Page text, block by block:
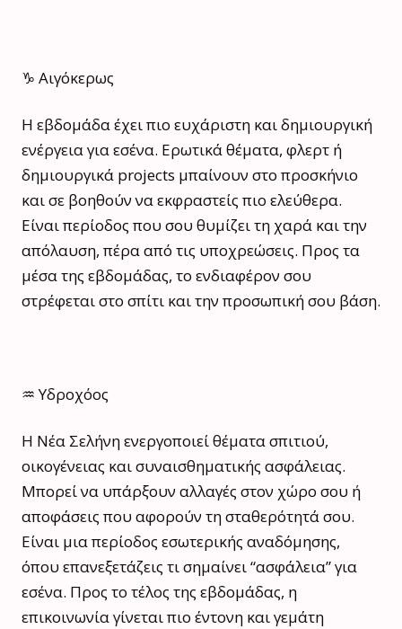
♑ Αιγόκερως
Η εβδομάδα έχει πιο ευχάριστη και δημιουργική
ενέργεια για εσένα. Ερωτικά θέματα, φλερτ ή
δημιουργικά projects μπαίνουν στο προσκήνιο
και σε βοηθούν να εκφραστείς πιο ελεύθερα.
Είναι περίοδος που σου θυμίζει τη χαρά και την
απόλαυση, πέρα από τις υποχρεώσεις. Προς τα
μέσα της εβδομάδας, το ενδιαφέρον σου
στρέφεται στο σπίτι και την προσωπική σου βάση.
♒ Υδροχόος
Η Νέα Σελήνη ενεργοποιεί θέματα σπιτιού,
οικογένειας και συναισθηματικής ασφάλειας.
Μπορεί να υπάρξουν αλλαγές στον χώρο σου ή
αποφάσεις που αφορούν τη σταθερότητά σου.
Είναι μια περίοδος εσωτερικής αναδόμησης,
όπου επανεξετάζεις τι σημαίνει “ασφάλεια” για
εσένα. Προς το τέλος της εβδομάδας, η
επικοινωνία γίνεται πιο έντονη και γεμάτη